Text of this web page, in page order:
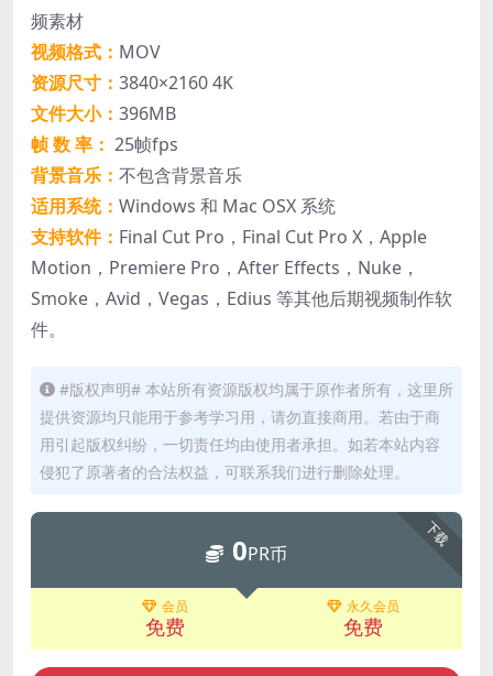
频素材
视频格式： MOV
资源尺寸： 3840×2160 4K
文件大小： 396MB
帧 数 率： 25帧fps
背景音乐： 不包含背景音乐
适用系统： Windows 和 Mac OSX 系统
支持软件： Final Cut Pro，Final Cut Pro X，Apple
Motion，Premiere Pro，After Effects，Nuke，
Smoke，Avid，Vegas，Edius 等其他后期视频制作软
件。
#版权声明# 本站所有资源版权均属于原作者所有，这里所
提供资源均只能用于参考学习用，请勿直接商用。若由于商
用引起版权纠纷，一切责任均由使用者承担。如若本站内容
侵犯了原著者的合法权益，可联系我们进行删除处理。
下载
0PR币
会员
免费
永久会员
免费